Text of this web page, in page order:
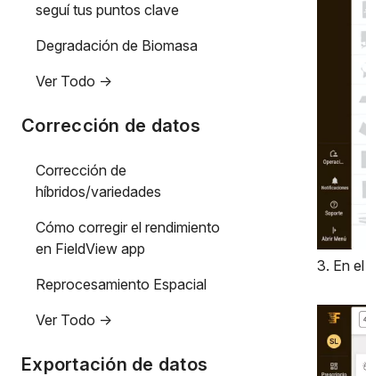
seguí tus puntos clave
Degradación de Biomasa
Ver Todo ->
Corrección de datos
Corrección de
híbridos/variedades
Cómo corregir el rendimiento
en FieldView app
Reprocesamiento Espacial
Ver Todo ->
Exportación de datos
3. En